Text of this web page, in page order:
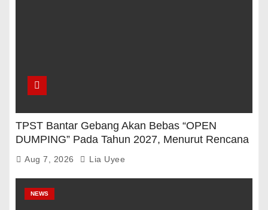
TPST Bantar Gebang Akan Bebas “OPEN
DUMPING” Pada Tahun 2027, Menurut Rencana
Pemerintah
Aug 7, 2026 Lia Uyee
NEWS